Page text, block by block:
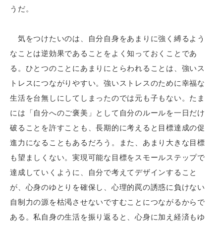
うだ。
気をつけたいのは、自分自身をあまりに強く縛るよう
なことは逆効果であることをよく知っておくことであ
る。ひとつのことにあまりにとらわれることは、強いス
トレスにつながりやすい。強いストレスのために幸福な
生活を台無しにしてしまったのでは元も子もない。たま
には「自分へのご褒美」として自分のルールを一日だけ
破ることを許すことも、長期的に考えると目標達成の促
進力になることもあるだろう。また、あまり大きな目標
も望ましくない。実現可能な目標をスモールステップで
達成していくように、自分で考えてデザインすること
が、心身のゆとりを確保し、心理的罠の誘惑に負けない
自制力の源を枯渇させないですむことにつながるからで
ある。私自身の生活を振り返ると、心身に加え経済もゆ